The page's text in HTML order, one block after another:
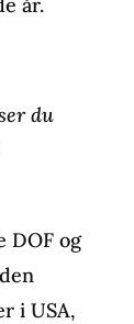
du
DOF og
i USA,